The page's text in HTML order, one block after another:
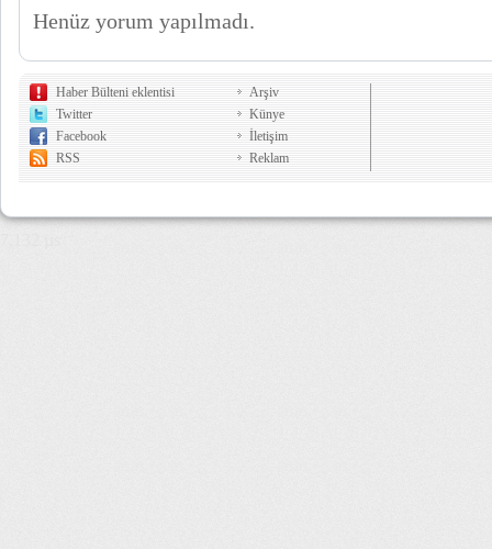
Henüz yorum yapılmadı.
Haber Bülteni eklentisi
Twitter
Facebook
RSS
Arşiv
Künye
İletişim
Reklam